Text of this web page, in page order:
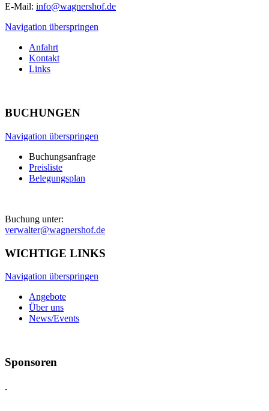
E-Mail: info@wagnershof.de
Navigation überspringen
Anfahrt
Kontakt
Links
BUCHUNGEN
Navigation überspringen
Buchungsanfrage
Preisliste
Belegungsplan
Buchung unter:
verwalter@wagnershof.de
WICHTIGE LINKS
Navigation überspringen
Angebote
Über uns
News/Events
Sponsoren